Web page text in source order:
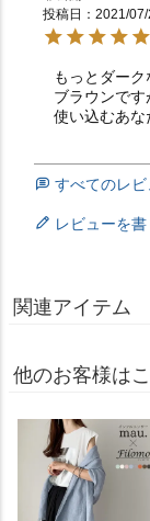
投稿日
2021/
もっとダーク
ブラウンです
使い込むあ
すべてのレビ
レビューを書
関連アイテム
他のお客様は